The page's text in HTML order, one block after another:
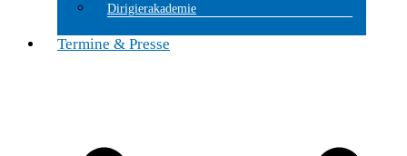
Dirigierakademie
Termine & Presse